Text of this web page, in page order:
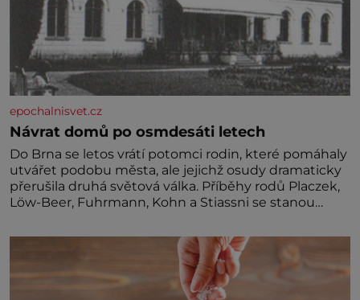
epochalnisvet.cz
Návrat domů po osmdesáti letech
Do Brna se letos vrátí potomci rodin, které pomáhaly
utvářet podobu města, ale jejichž osudy dramaticky
přerušila druhá světová válka. Příběhy rodů Placzek,
Löw-Beer, Fuhrmann, Kohn a Stiassni se stanou
židovské kultury ŠTETL FEST 2026. Některé návraty
nejsou jednoduché. Místa, která si člověk pamatuje z
rodinných vyprávění, už dávno